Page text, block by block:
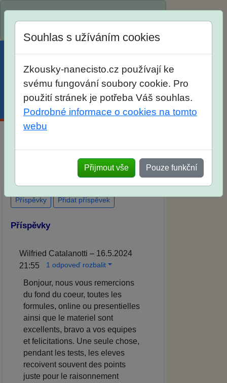
SŠ? Vaše ohlasy po skutečných
přijímacích zkouškách
Souhlas s užíváním cookies
Zkousky-nanecisto.cz používají ke
svému fungování soubory cookie. Pro
použití stránek je potřeba Váš souhlas.
Podrobné informace o cookies na tomto
webu
Přijmout vše Pouze funkční
Příspěvky Přidat příspěvek
Příspěvky
Wilfried Catalanotti – 16.5.2024
21:55
1 odpoveď rozbalit
Bonjour, nous vous remercions
du fond du coeur, toutes les
formules, online ou presentielles
ainsi que le materiel sont
excellents, bravo a vos equipes
et felicitations. Une seule chose,
pendant les tests, les eleves
recoivent souvent des points
juste pour le raisonnement